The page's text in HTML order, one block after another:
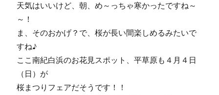
ッ
ュ
♪
天気はいいけど、朝、め～っちゃ寒かったですね～
～！
ま、そのおかげ？で、桜が長い間楽しめるみたいで
すね♪
ここ南紀白浜のお花見スポット、平草原も４月４日
（日）が
桜まつりフェアだそうです！！